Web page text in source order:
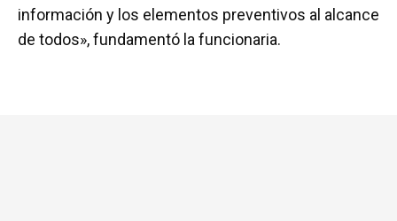
información y los elementos preventivos al alcance
de todos», fundamentó la funcionaria.